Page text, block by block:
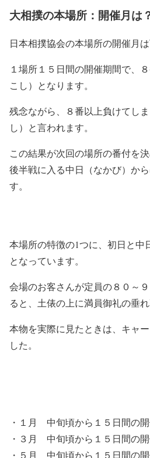
大相撲の本場所：開催月は
日本相撲協会の本場所の開催月は
１場所１５日間の開催期間で、
こし）となります。
残念ながら、８番以上負けてし
し）と言われます。
この結果が次回の場所の番付を
後半戦に入る中日（なかび）か
す。
本場所の特徴の1つに、初日と中
となっています。
会場のお客さんが定員の８０～
ると、土俵の上に満員御礼の垂れ
本物を実際に見たときは、キャ
した。
・ １月
中旬頃から１５日間の
・ ３月
中旬頃から１５日間の
・ ５月 中旬頃から１５日間の